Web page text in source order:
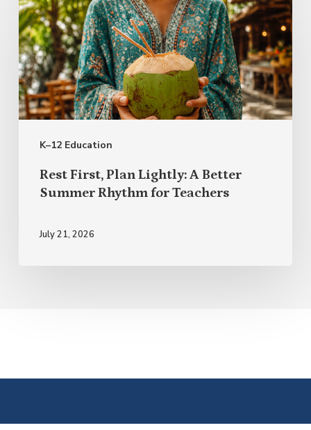
K–12 Education
First,
Plan
Lightly:
A
Better
Summer
Rhythm
Teachers
Rest First, Plan Lightly: A Better
Summer Rhythm for Teachers
July 21, 2026